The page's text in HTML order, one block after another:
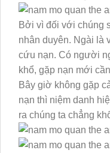
Bởi vì đối với chúng
nhân duyên. Ngài là
cứu nạn. Có người
khổ, gặp nạn mới
Bây giờ không gặp
nạn thì niệm danh
ra chúng ta chẳng